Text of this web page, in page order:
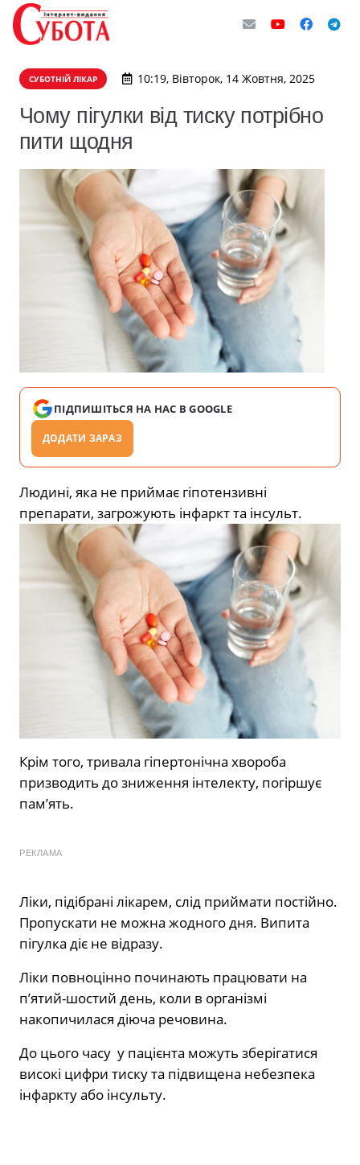
СУБОТНІЙ ЛІКАР 10:19, Вівторок, 14 Жовтня, 2025
Чому пігулки від тиску потрібно
пити щодня
ПІДПИШІТЬСЯ НА НАС В GOOGLE
ДОДАТИ ЗАРАЗ
Людині, яка не приймає гіпотензивні
препарати, загрожують інфаркт та інсульт.
Крім того, тривала гіпертонічна хвороба
призводить до зниження інтелекту, погіршує
пам’ять.
РЕКЛАМА
Ліки, підібрані лікарем, слід приймати постійно.
Пропускати не можна жодного дня. Випита
пігулка діє не відразу.
Ліки повноцінно починають працювати на
п’ятий-шостий день, коли в організмі
накопичилася діюча речовина.
До цього часу у пацієнта можуть зберігатися
високі цифри тиску та підвищена небезпека
інфаркту або інсульту.